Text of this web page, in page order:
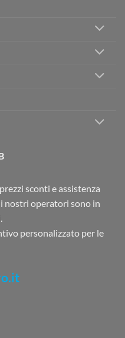
sconti e assistenza
nostri operatori sono in
personalizzato per le